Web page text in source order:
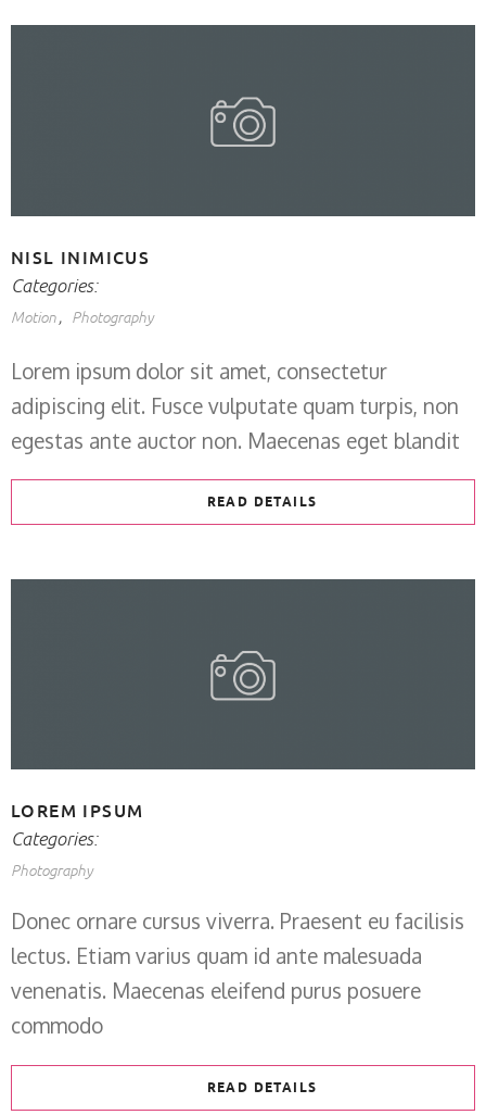
NISL INIMICUS
Categories:
Motion Photography
Lorem ipsum dolor sit amet, consectetur
adipiscing elit. Fusce vulputate quam turpis, non
egestas ante auctor non. Maecenas eget blandit
READ DETAILS
LOREM IPSUM
Categories:
Photography
Donec ornare cursus viverra. Praesent eu facilisis
lectus. Etiam varius quam id ante malesuada
venenatis. Maecenas eleifend purus posuere
commodo
READ DETAILS